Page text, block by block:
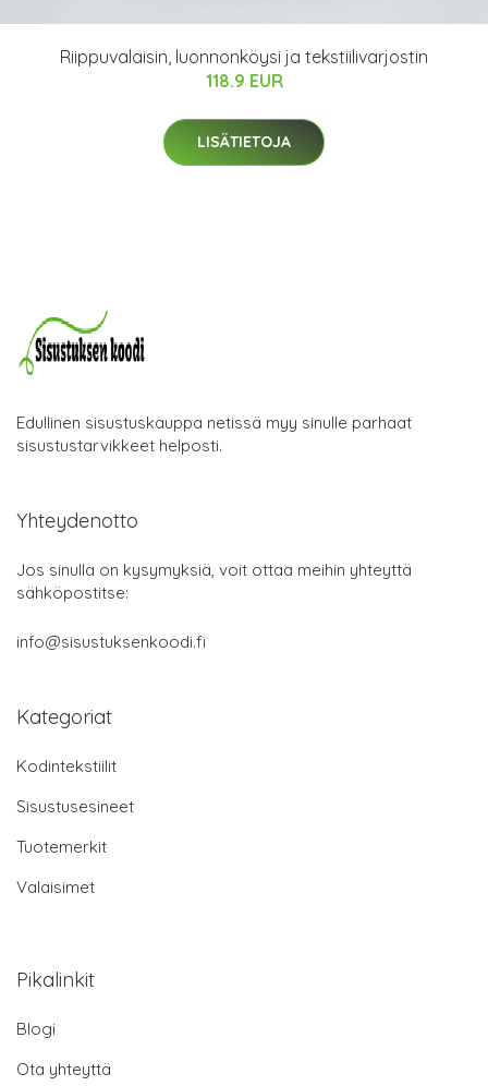
Riippuvalaisin, luonnonköysi ja tekstiilivarjostin
118.9 EUR
LISÄTIETOJA
Edullinen sisustuskauppa netissä myy sinulle parhaat
sisustustarvikkeet helposti.
Yhteydenotto
Jos sinulla on kysymyksiä, voit ottaa meihin yhteyttä
sähköpostitse:
info@sisustuksenkoodi.fi
Kategoriat
Kodintekstiilit
Sisustusesineet
Tuotemerkit
Valaisimet
Pikalinkit
Blogi
Ota yhteyttä